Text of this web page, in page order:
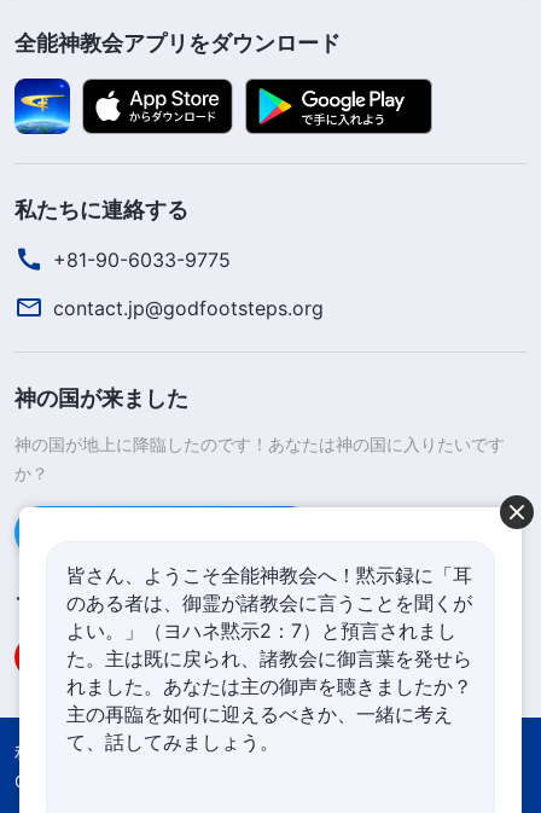
全能神教会アプリをダウンロード
私たちに連絡する
+81-90-6033-9775
contact.jp@godfootsteps.org
神の国が来ました
神の国が地上に降臨したのです！あなたは神の国に入りたいです
か？
フォローする
利用規約 プライバシーポリシー
Cookies Policy
皆さん、ようこそ全能神教会へ！黙示録に「耳
のある者は、御霊が諸教会に言うことを聞くが
よい。」（ヨハネ黙示2：7）と預言されまし
た。主は既に戻られ、諸教会に御言葉を発せら
れました。あなたは主の御声を聴きましたか？
主の再臨を如何に迎えるべきか、一緒に考え
て、話してみましょう。